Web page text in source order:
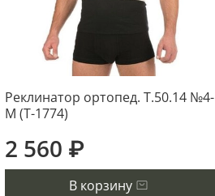
Реклинатор ортопед. Т.50.14 №4-
М (Т-1774)
2 560 ₽
В корзину